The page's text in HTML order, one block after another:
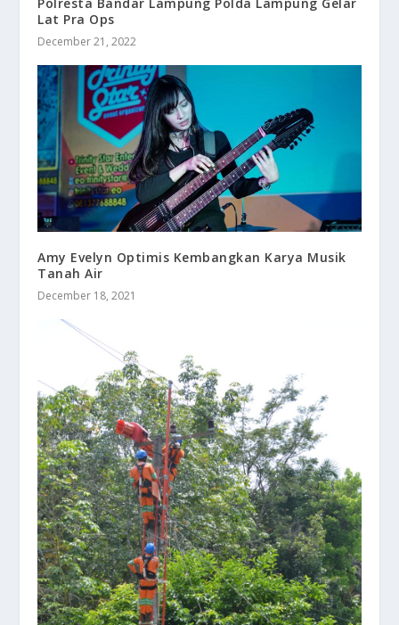
Polresta Bandar Lampung Polda Lampung Gelar
Lat Pra Ops
December 21, 2022
Amy Evelyn Optimis Kembangkan Karya Musik
Tanah Air
December 18, 2021